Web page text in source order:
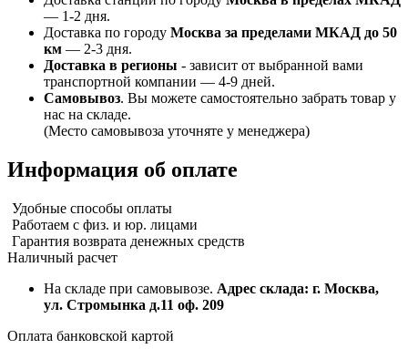
— 1-2 дня.
Доставка по городу Москва за пределами МКАД до 50
км — 2-3 дня.
Доставка в регионы - зависит от выбранной вами
транспортной компании — 4-9 дней.
Самовывоз. Вы можете самостоятельно забрать товар у
нас на складе.
(Место самовывоза уточняте у менеджера)
Информация об оплате
Удобные способы оплаты
Работаем с физ. и юр. лицами
Гарантия возврата денежных средств
Наличный расчет
На складе при самовывозе. Адрес склада: г. Москва,
ул. Стромынка д.11 оф. 209
Оплата банковской картой